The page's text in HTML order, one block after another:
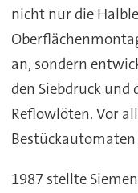
nicht nur die
an, sondern
den Siebdruck und
Reflowlöten. Vor
Bestückautomaten
1987 stellte